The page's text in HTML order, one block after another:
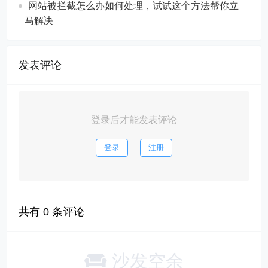
网站被拦截怎么办如何处理，试试这个方法帮你立
马解决
发表评论
登录后才能发表评论
登录 注册
共有0 条评论
沙发空余